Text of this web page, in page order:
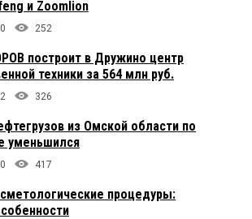
и Zoomlion
0 252
построит в Дружино центр
техники за 564 млн руб.
2 326
из Омской области по
уменьшился
0 417
процедуры: